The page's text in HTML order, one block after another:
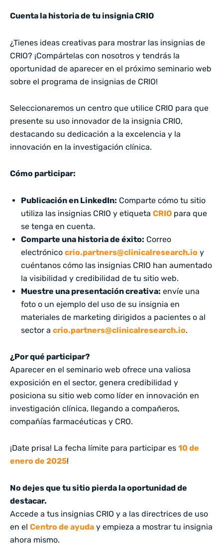
Cuenta la historia de tu insignia CRIO
¿Tienes ideas creativas para mostrar las insignias de
CRIO? ¡Compártelas con nosotros y tendrás la
oportunidad de aparecer en el próximo seminario web
sobre el programa de insignias de CRIO!
Seleccionaremos un centro que utilice CRIO para que
presente su uso innovador de la insignia CRIO,
destacando su dedicación a la excelencia y la
innovación en la investigación clínica.
Cómo participar:
Publicación en LinkedIn: Comparte cómo tu sitio
utiliza las insignias CRIO y etiquetaCRIO para que
se tenga en cuenta.
Comparte una historia de éxito: Correo
electrónicocrio.partners@clinicalresearch.io y
cuéntanos cómo las insignias CRIO han aumentado
la visibilidad y credibilidad de tu sitio web.
Muestre una presentación creativa: envíe una
foto o un ejemplo del uso de su insignia en
materiales de marketing dirigidos a pacientes o al
sector acrio.partners@clinicalresearch.io.
¿Por qué participar?
Aparecer en el seminario web ofrece una valiosa
exposición en el sector, genera credibilidad y
posiciona su sitio web como líder en innovación en
investigación clínica, llegando a compañeros,
compañías farmacéuticas y CRO.
¡Date prisa! La fecha límite para participar es 10 de
enero de 2025!
No dejes que tu sitio pierda la oportunidad de
destacar.
Accede a tus insignias CRIO y a las directrices de uso
en el Centro de ayuda y empieza a mostrar tu insignia
ahora mismo.